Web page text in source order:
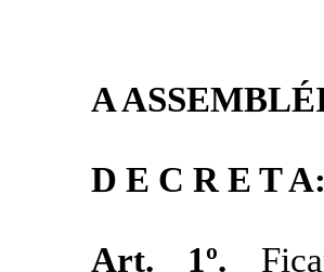
A
D E C R E T A:
Art. 1º.